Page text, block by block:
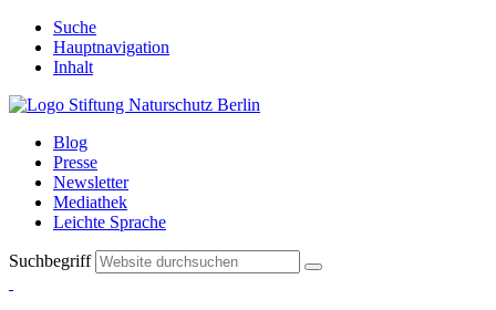
Suche
Hauptnavigation
Inhalt
Blog
Presse
Newsletter
Mediathek
Leichte Sprache
Suchbegriff